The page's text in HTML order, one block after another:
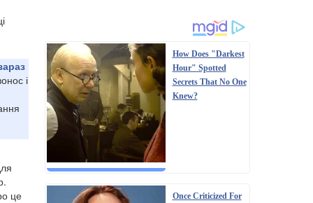
і
це
How Does "Darkest
Hour" Spotted
Secrets That No One
Knew?
Once Criticized For